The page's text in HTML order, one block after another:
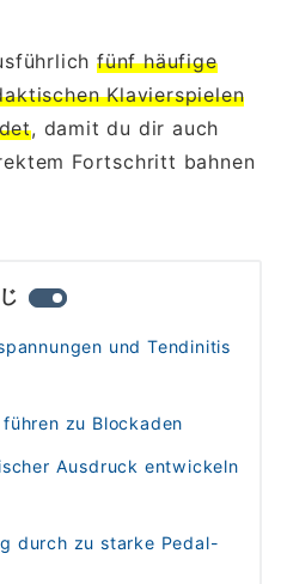
fünf häufige
Klavierspielen
, damit du dir auch
Fortschritt bahnen
und Tendinitis
zu Blockaden
Ausdruck entwickeln
durch zu starke Pedal-